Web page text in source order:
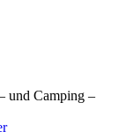
und Camping –